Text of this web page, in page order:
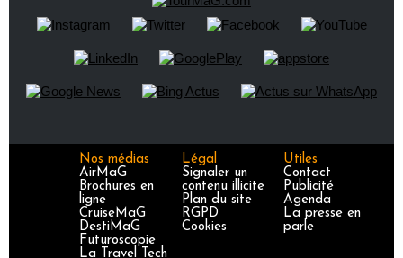
Nos médias
AirMaG
Brochures en
ligne
CruiseMaG
DestiMaG
Futuroscopie
La Travel Tech
Légal
Signaler un
contenu illicite
Plan du site
RGPD
Cookies
Utiles
Contact
Publicité
Agenda
La presse en
parle